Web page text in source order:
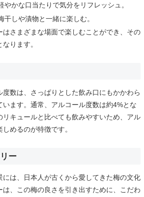
やかな口当たりで気分をリフレッシュ。
しや漬物と一緒に楽しむ。
はさまざまな場面で楽しむことができ、その
ります。
数は、さっぱりとした飲み口にもかかわら
ます。通常、アルコール度数は約4%とな
リキュールと比べても飲みやすいため、アル
めるのが特徴です。
ー
には、日本人が古くから愛してきた梅の文化
、この梅の良さを引き出すために、こだわ